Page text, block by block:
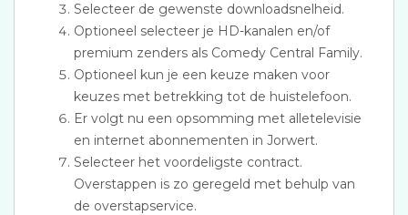
Selecteer de gewenste downloadsnelheid.
Optioneel selecteer je HD-kanalen en/of
premium zenders als Comedy Central Family.
Optioneel kun je een keuze maken voor
keuzes met betrekking tot de huistelefoon.
Er volgt nu een opsomming met alletelevisie
en internet abonnementen in Jorwert.
Selecteer het voordeligste contract.
Overstappen is zo geregeld met behulp van
de overstapservice.